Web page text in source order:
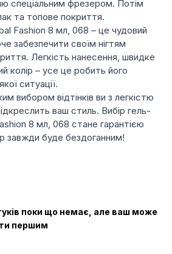
спеціальним фрезером. Потім
та топове покриття.
Fashion 8 мл, 068 – це чудовий
забезпечити своїм нігтям
Легкість нанесення, швидке
колір – усе це робить його
ситуації.
вибором відтінків ви з легкістю
ваш стиль. Вибір гель-
8 мл, 068 стане гарантією
завжди буде бездоганним!
поки що немає, але ваш може
першим